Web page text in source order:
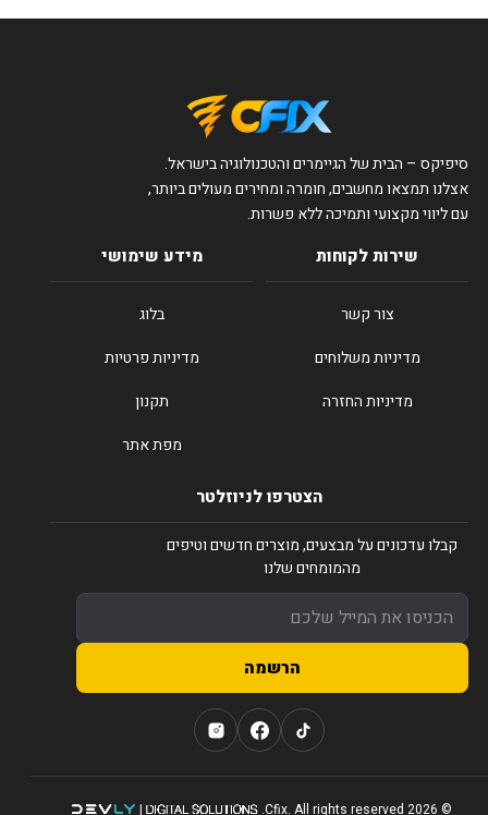
סיפיקס – הבית של הגיימרים והטכנולוגיה בישראל.
אצלנו תמצאו מחשבים, חומרה ומחירים מעולים ביותר,
עם ליווי מקצועי ותמיכה ללא פשרות.
שירות לקוחות
צור קשר
מדיניות משלוחים
מדיניות החזרה
מידע שימושי
בלוג
מדיניות פרטיות
תקנון
מפת אתר
הצטרפו לניוזלטר
קבלו עדכונים על מבצעים, מוצרים חדשים וטיפים
מהמומחים שלנו
הרשמה
© 2026 Cfix. All rights reserved.